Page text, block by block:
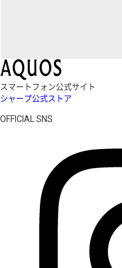
スマートフォン公式サイト
シャープ公式ストア
OFFICIAL SNS